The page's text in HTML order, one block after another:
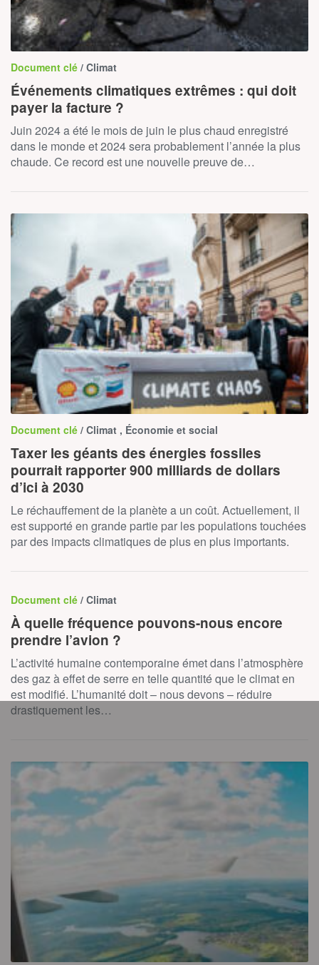
Document clé / Climat
Événements climatiques extrêmes : qui doit
payer la facture ?
Juin 2024 a été le mois de juin le plus chaud enregistré
dans le monde et 2024 sera probablement l’année la plus
chaude. Ce record est une nouvelle preuve de…
Document clé / Climat , Économie et social
Taxer les géants des énergies fossiles
pourrait rapporter 900 milliards de dollars
d’ici à 2030
Le réchauffement de la planète a un coût. Actuellement, il
est supporté en grande partie par les populations touchées
par des impacts climatiques de plus en plus importants.
Document clé / Climat
À quelle fréquence pouvons-nous encore
prendre l’avion ?
L’activité humaine contemporaine émet dans l’atmosphère
des gaz à effet de serre en telle quantité que le climat en
est modifié. L’humanité doit – nous devons – réduire
drastiquement les…